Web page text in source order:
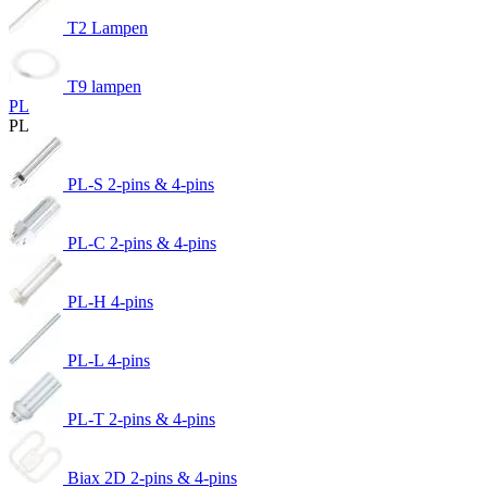
T2 Lampen
T9 lampen
PL
PL
PL-S 2-pins & 4-pins
PL-C 2-pins & 4-pins
PL-H 4-pins
PL-L 4-pins
PL-T 2-pins & 4-pins
Biax 2D 2-pins & 4-pins